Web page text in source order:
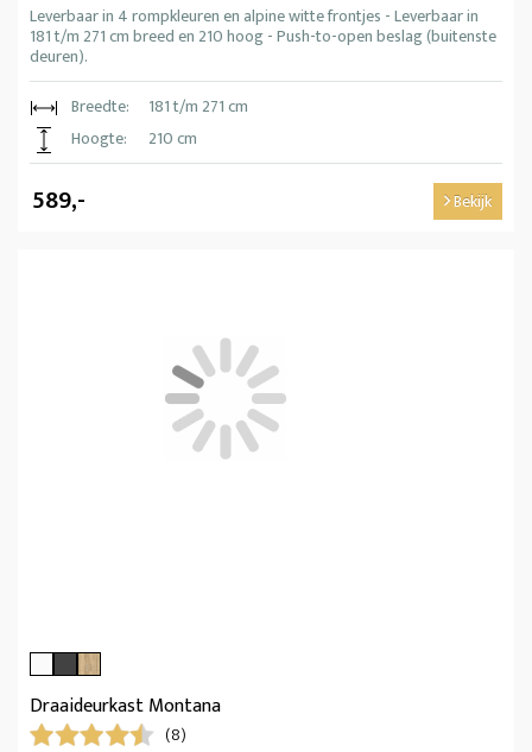
Leverbaar in 4 rompkleuren en alpine witte frontjes - Leverbaar in
181 t/m 271 cm breed en 210 hoog - Push-to-open beslag (buitenste
deuren).
Breedte:
181 t/m 271 cm
Hoogte:
210 cm
589,- Bekijk
Draaideurkast Montana
(8)